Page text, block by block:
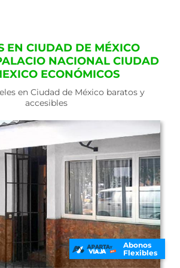
EN CIUDAD DE MÉXICO
NACIONAL CIUDAD
ECONÓMICOS
en Ciudad de México baratos y
accesibles
Abonos
Flexibles